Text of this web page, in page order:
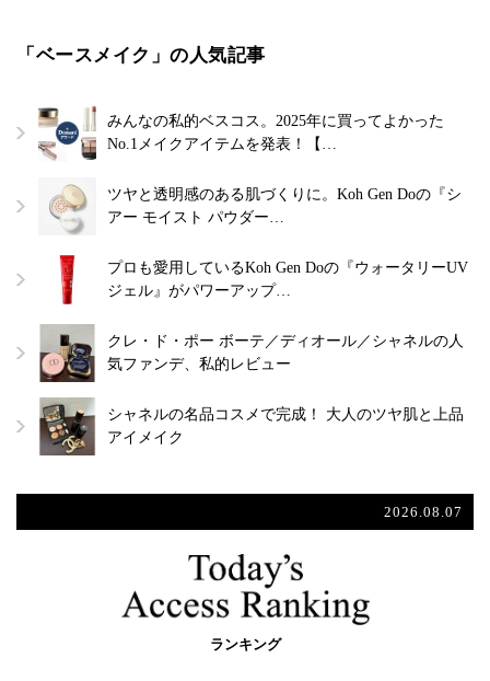
「ベースメイク」の人気記事
みんなの私的ベスコス。2025年に買ってよかった
No.1メイクアイテムを発表！【…
ツヤと透明感のある肌づくりに。Koh Gen Doの『シ
アー モイスト パウダー…
プロも愛用しているKoh Gen Doの『ウォータリーUV
ジェル』がパワーアップ…
クレ・ド・ポー ボーテ／ディオール／シャネルの人
気ファンデ、私的レビュー
シャネルの名品コスメで完成！ 大人のツヤ肌と上品
アイメイク
2026.08.07
ランキング